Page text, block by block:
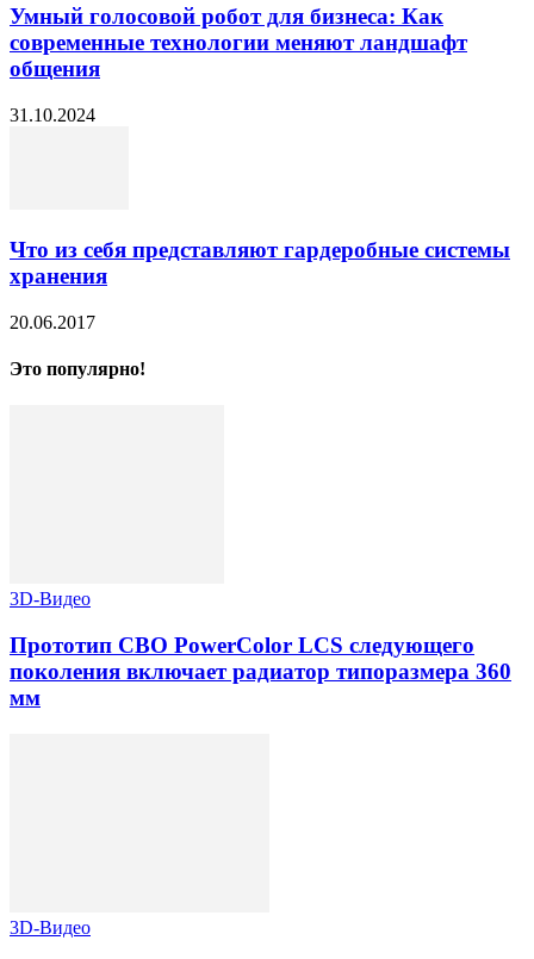
Умный голосовой робот для бизнеса: Как
современные технологии меняют ландшафт
общения
31.10.2024
Что из себя представляют гардеробные системы
хранения
20.06.2017
Это популярно!
3D-Видео
Прототип СВО PowerColor LCS следующего
поколения включает радиатор типоразмера 360
мм
3D-Видео